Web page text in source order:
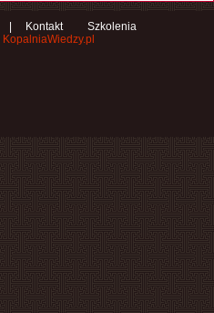
Kontakt
Szkolenia
KopalniaWiedzy.pl